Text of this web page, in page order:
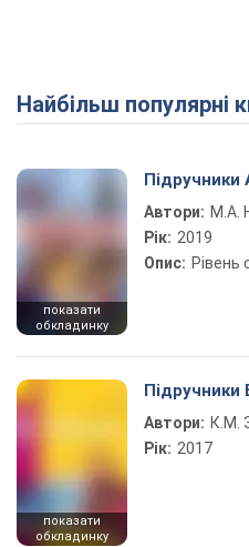
Найбільш популярні
показати
обкладинку
Підручники
Автори: М.А.
Рік: 2019
Опис: Рівень
показати
обкладинку
Підручники
Автори: К.М.
Рік: 2017